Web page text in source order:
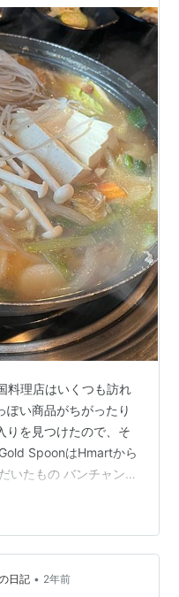
料理店はいくつも訪れ
ぽい商品がちがったり
りを見つけたので、そ
SpoonはHmartから
いたもの バンチャン
行きやすいお店です
ちら、Gold Spoonで
ブロック、Aldiがある
だったんですが、日
日記 • 2年前